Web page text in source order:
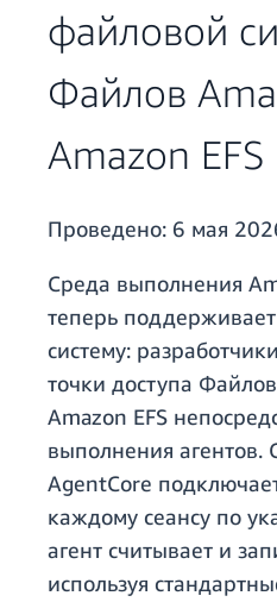
файловой
Файлов
Amazon EFS
Проведено: 6 мая
Среда выполнения
теперь
систему:
точки доступа
Amazon EFS
выполнения агентов.
AgentCore
каждому сеансу по
агент считывает и
используя